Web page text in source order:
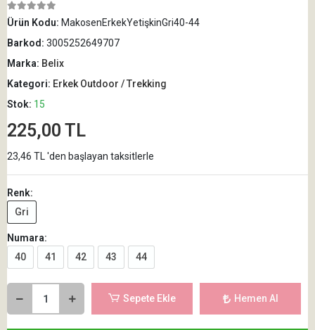
Ürün Kodu: MakosenErkekYetişkinGri40-44
Barkod: 3005252649707
Marka: Belix
Kategori: Erkek Outdoor / Trekking
Stok: 15
225,00 TL
23,46 TL 'den başlayan taksitlerle
Renk:
Gri
Numara:
40
41 42 43 44
Sepete Ekle Hemen Al